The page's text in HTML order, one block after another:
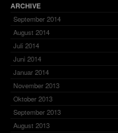
ARCHIVE
September 2014
August 2014
Juli 2014
Juni 2014
Januar 2014
November 2013
Oktober 2013
September 2013
August 2013